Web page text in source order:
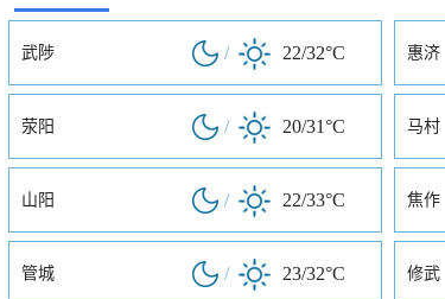
武陟 / 22/32°C 惠济
荥阳 / 20/31°C 马村
山阳 / 22/33°C 焦作
管城 / 23/32°C 修武